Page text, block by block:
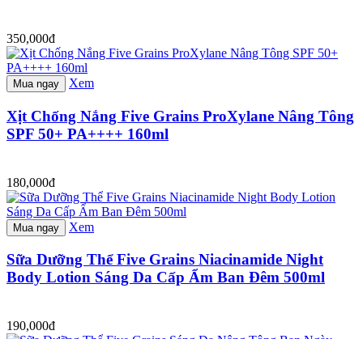
350,000đ
Mua ngay Xem
Xịt Chống Nắng Five Grains ProXylane Nâng Tông
SPF 50+ PA++++ 160ml
180,000đ
Mua ngay Xem
Sữa Dưỡng Thể Five Grains Niacinamide Night
Body Lotion Sáng Da Cấp Ẩm Ban Đêm 500ml
190,000đ